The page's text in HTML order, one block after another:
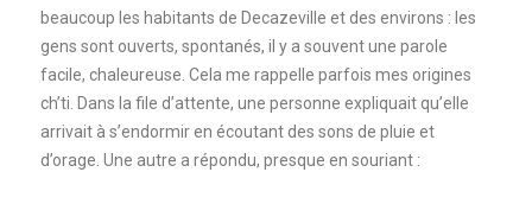
beaucoup les habitants de Decazeville et des environs : les
gens sont ouverts, spontanés, il y a souvent une parole
facile, chaleureuse. Cela me rappelle parfois mes origines
ch’ti. Dans la file d’attente, une personne expliquait qu’elle
arrivait à s’endormir en écoutant des sons de pluie et
d’orage. Une autre a répondu, presque en souriant :